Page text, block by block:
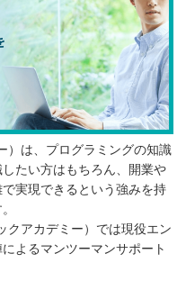
）は、プログラミングの知識
たい方はもちろん、開業や
実現できるという強みを持
クアカデミー）では現役エン
よるマンツーマンサポート